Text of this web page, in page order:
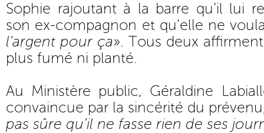
Sophie rajoutant à la barre qu’il lui
son ex-compagnon et qu’elle ne
l’argent pour ça». Tous deux
plus fumé ni planté.
Au Ministère public, Géraldine
convaincue par la sincérité du
pas sûre qu’il ne fasse rien de ses